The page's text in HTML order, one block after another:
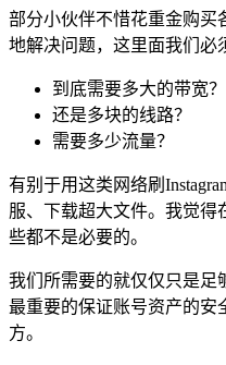
部分小伙伴不惜花重金购买
地解决问题，这里面我们必
到底需要多大的带宽？
还是多块的线路？
需要多少流量？
有别于用这类网络刷
服、下载超大文件。我觉得
些都不是必要的。
我们所需要的就仅仅只是足
最重要的保证账号资产的安
方。